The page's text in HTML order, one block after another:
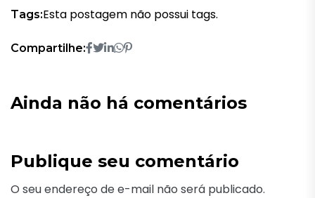
Tags:Esta postagem não possui tags.
Compartilhe:
Ainda não há comentários
Publique seu comentário
O seu endereço de e-mail não será publicado.